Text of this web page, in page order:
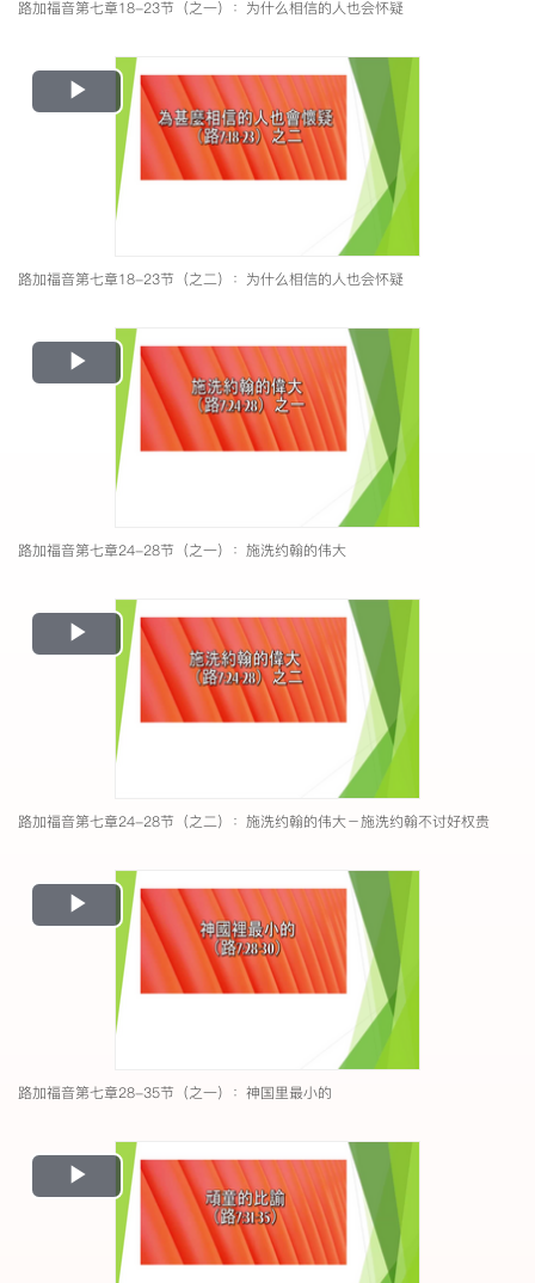
路加福音第七章18-23节（之一）：为什么相信的人也会怀疑
Play
Video
路加福音第七章18-23节（之二）：为什么相信的人也会怀疑
Play
Video
路加福音第七章24-28节（之一）：施洗约翰的伟大
Play
Video
路加福音第七章24-28节（之二）：施洗约翰的伟大－施洗约翰不讨好权贵
Play
Video
路加福音第七章28-35节（之一）：神国里最小的
Play
Video